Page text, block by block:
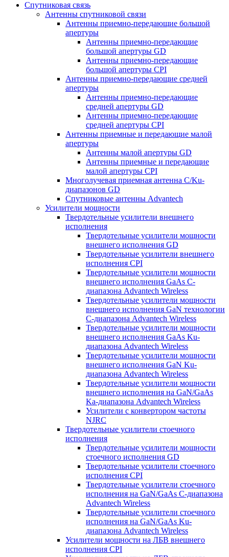
Спутниковая связь
Антенны спутниковой связи
Антенны приемно-передающие большой
апертуры
Антенны приемно-передающие
большой апертуры GD
Антенны приемно-передающие
большой апертуры CPI
Антенны приемно-передающие средней
апертуры
Антенны приемно-передающие
средней апертуры GD
Антенны приемно-передающие
средней апертуры CPI
Антенны приемные и передающие малой
апертуры
Антенны малой апертуры GD
Антенны приемные и передающие
малой апертуры CPI
Многолучевая приемная антенна С/Ku-
диапазонов GD
Спутниковые антенны Advantech
Усилители мощности
Твердотельные усилители внешнего
исполнения
Твердотельные усилители мощности
внешнего исполнения GD
Твердотельные усилители внешнего
исполнения CPI
Твердотельные усилители мощности
внешнего исполнения GaAs С-
диапазона Advantech Wireless
Твердотельные усилители мощности
внешнего исполнения GaN технологии
С-диапазона Advantech Wireless
Твердотельные усилители мощности
внешнего исполнения GaAs Ku-
диапазона Advantech Wireless
Твердотельные усилители мощности
внешнего исполнения GaN Ku-
диапазона Advantech Wireless
Твердотельные усилители мощности
внешнего исполнения на GaN/GaAs
Ka-диапазона Advantech Wireless
Усилители с конвертором чаcтоты
NJRC
Твердотельные усилители стоечного
исполнения
Твердотельные усилители мощности
стоечного исполнения GD
Твердотельные усилители стоечного
исполнения CPI
Твердотельные усилители стоечного
исполнения на GaN/GaAs С-диапазона
Advantech Wireless
Твердотельные усилители стоечного
исполнения на GaN/GaAs Ku-
диапазона Advantech Wireless
Усилители мощности на ЛБВ внешнего
исполнения CPI